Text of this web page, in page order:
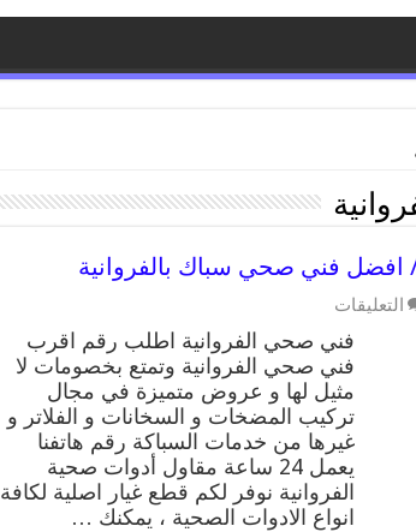
التعليقات
صحي
الفروانية
/
66817766
افضل
فني
صحي
سباك
فني صحي الفروانية اطلب رقم اقرب
فني صحي الفروانية وتمتع بخصومات لا
مثيل لها و عروض متميزة في مجال
تركيب المضخات و السخانات و الفلاتر و
غيرها من خدمات السباكة رقم هاتفنا
يعمل 24 ساعة مقاول أدوات صحية
الفروانية نوفر لكم قطع غيار اصلية لكافة
انواع الادوات الصحية ، يمكنك …